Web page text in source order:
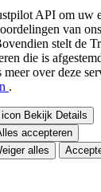
API om uw
van
stelt de
die is
over deze
.
Bekijk Details
accepteren
alles